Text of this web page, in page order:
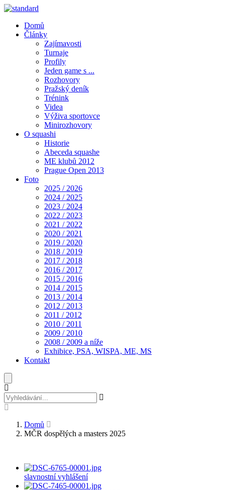
Domů
Články
Zajímavosti
Turnaje
Profily
Jeden game s ...
Rozhovory
Pražský deník
Trénink
Videa
Výživa sportovce
Minirozhovory
O squashi
Historie
Abeceda squashe
ME klubů 2012
Prague Open 2013
Foto
2025 / 2026
2024 / 2025
2023 / 2024
2022 / 2023
2021 / 2022
2020 / 2021
2019 / 2020
2018 / 2019
2017 / 2018
2016 / 2017
2015 / 2016
2014 / 2015
2013 / 2014
2012 / 2013
2011 / 2012
2010 / 2011
2009 / 2010
2008 / 2009 a níže
Exhibice, PSA, WISPA, ME, MS
Kontakt
Domů
MČR dospělých a masters 2025
slavnostní vyhlášení